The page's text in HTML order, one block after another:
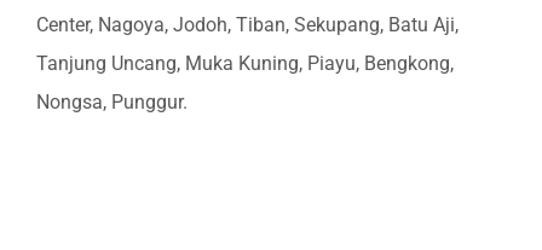
Center, Nagoya, Jodoh, Tiban, Sekupang, Batu Aji,
Tanjung Uncang, Muka Kuning, Piayu, Bengkong,
Nongsa, Punggur.